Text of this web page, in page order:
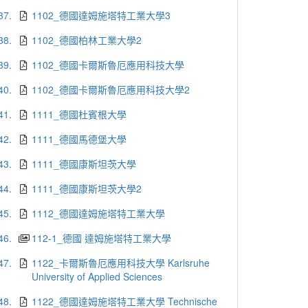
1102_德國達姆施塔特工業大學3
1102_德國柏林工業大學2
1102_德國卡爾斯魯厄應用科技大學
1102_德國卡爾斯魯厄應用科技大學2
1111_德國杜賓根大學
1111_德國馬德堡大學
1111_德國康斯坦茨大學
1111_德國康斯坦茨大學2
1112_德國達姆施塔特工業大學
112-1_德國 達姆施塔特工業大學
1122_卡爾斯魯厄應用科技大學 Karlsruhe
University of Applied Sciences
1122_德國達姆施塔特工業大學 Technische